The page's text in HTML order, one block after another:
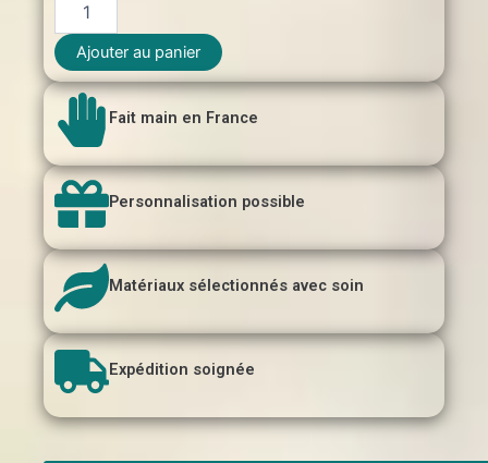
Bouteille
Bois
Gravé
"Tout
Travail
Mérite
Sa
Bière"
Cadeau
Collègue
Ajouter au panier
Fait main en France
Personnalisation possible
Matériaux sélectionnés avec soin
Expédition soignée